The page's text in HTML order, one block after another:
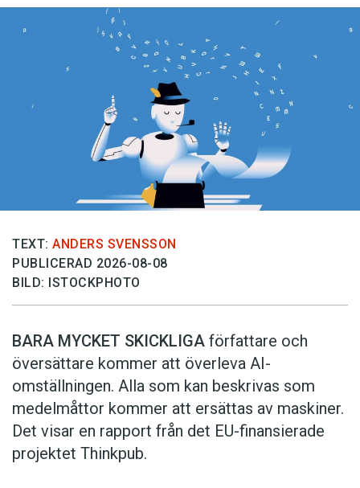
TEXT: ANDERS SVENSSON
PUBLICERAD 2026-08-08
BILD: ISTOCKPHOTO
BARA MYCKET SKICKLIGA författare och
översättare ­kommer att överleva AI-
omställningen. Alla som kan beskrivas som
medelmåttor kommer att ersättas av maskiner.
Det visar en rapport från det EU-finansierade
projektet Thinkpub.